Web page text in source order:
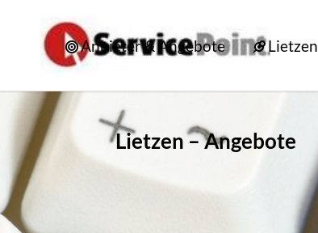
Anbieter & Angebote Lietzen
Lietzen – Angebote